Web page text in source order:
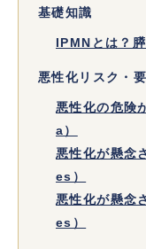
基礎知識
IPMNとは？
悪性化リスク・
悪性化の危
a）
悪性化が懸
es）
悪性化が懸
es）